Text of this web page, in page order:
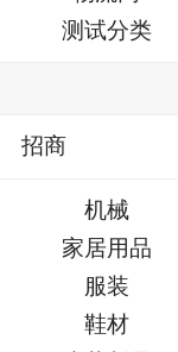
测试分类
招商
机械
家居用品
服装
鞋材